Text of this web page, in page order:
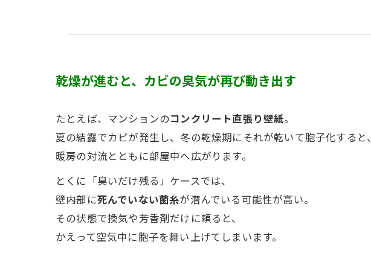
乾燥が進むと、カビの臭気が再び動き出す
たとえば、マンションのコンクリート直張り壁紙。
夏の結露でカビが発生し、冬の乾燥期にそれが乾いて胞子化すると、
暖房の対流とともに部屋中へ広がります。
とくに「臭いだけ残る」ケースでは、
壁内部に死んでいない菌糸が潜んでいる可能性が高い。
その状態で換気や芳香剤だけに頼ると、
かえって空気中に胞子を舞い上げてしまいます。